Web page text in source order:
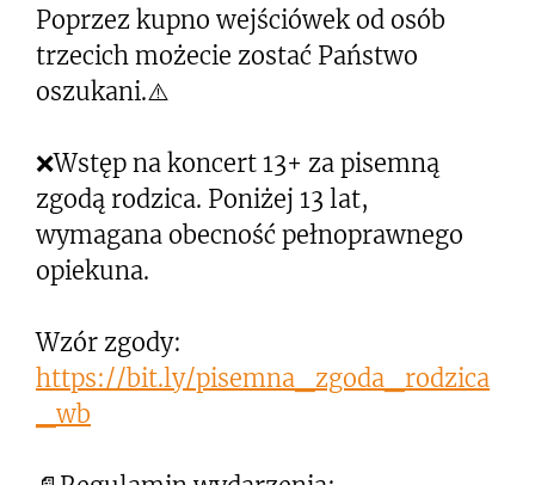
Poprzez kupno wejściówek od osób
trzecich możecie zostać Państwo
oszukani.⚠️
❌Wstęp na koncert 13+ za pisemną
zgodą rodzica. Poniżej 13 lat,
wymagana obecność pełnoprawnego
opiekuna.
Wzór zgody:
https://bit.ly/pisemna_zgoda_rodzica
_wb